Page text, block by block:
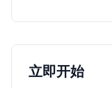
立即开始